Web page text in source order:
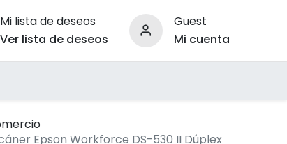
Mi lista de deseos
Ver lista de deseos
Guest
Mi cuenta
Epson Workforce DS-530 II Dúplex